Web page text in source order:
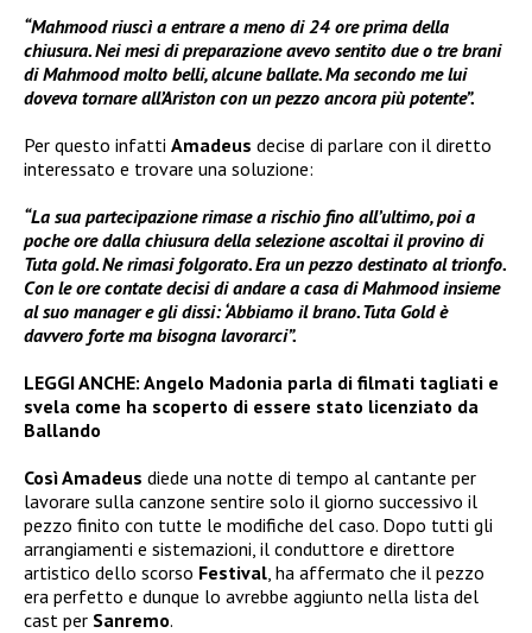
“Mahmood riuscì a entrare a meno di 24 ore prima della
chiusura. Nei mesi di preparazione avevo sentito due o tre brani
di Mahmood molto belli, alcune ballate. Ma secondo me lui
doveva tornare all’Ariston con un pezzo ancora più potente”.
Per questo infatti Amadeus decise di parlare con il diretto
interessato e trovare una soluzione:
“La sua partecipazione rimase a rischio fino all’ultimo, poi a
poche ore dalla chiusura della selezione ascoltai il provino di
Tuta gold. Ne rimasi folgorato. Era un pezzo destinato al trionfo.
Con le ore contate decisi di andare a casa di Mahmood insieme
al suo manager e gli dissi: ‘Abbiamo il brano. Tuta Gold è
davvero forte ma bisogna lavorarci”.
LEGGI ANCHE: Angelo Madonia parla di filmati tagliati e
svela come ha scoperto di essere stato licenziato da
Ballando
Così Amadeus diede una notte di tempo al cantante per
lavorare sulla canzone sentire solo il giorno successivo il
pezzo finito con tutte le modifiche del caso. Dopo tutti gli
arrangiamenti e sistemazioni, il conduttore e direttore
artistico dello scorso Festival , ha affermato che il pezzo
era perfetto e dunque lo avrebbe aggiunto nella lista del
cast per Sanremo.